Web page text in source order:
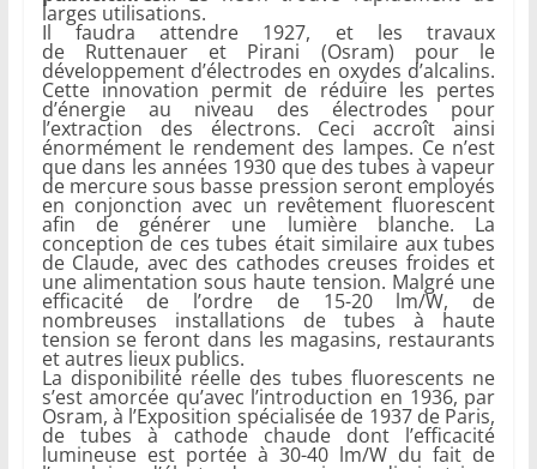
larges utilisations.
Il faudra attendre 1927, et les travaux
de Ruttenauer et Pirani (Osram) pour le
développement d’électrodes en oxydes d’alcalins.
Cette innovation permit de réduire les pertes
d’énergie au niveau des électrodes pour
l’extraction des électrons. Ceci accroît ainsi
énormément le rendement des lampes. Ce n’est
que dans les années 1930 que des tubes à vapeur
de mercure sous basse pression seront employés
en conjonction avec un revêtement fluorescent
afin de générer une lumière blanche. La
conception de ces tubes était similaire aux tubes
de Claude, avec des cathodes creuses froides et
une alimentation sous haute tension. Malgré une
efficacité de l’ordre de 15-20 lm/W, de
nombreuses installations de tubes à haute
tension se feront dans les magasins, restaurants
et autres lieux publics.
La disponibilité réelle des tubes fluorescents ne
s’est amorcée qu’avec l’introduction en 1936, par
Osram, à l’Exposition spécialisée de 1937 de Paris,
de tubes à cathode chaude dont l’efficacité
lumineuse est portée à 30-40 lm/W du fait de